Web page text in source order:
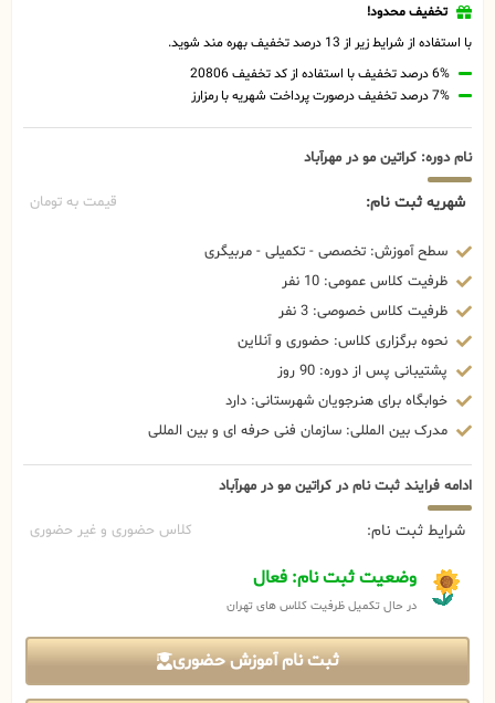
تخفیف محدود!
با استفاده از شرایط زیر از 13 درصد تخفیف بهره مند شوید.
6% درصد تخفیف با استفاده از کد تخفیف 20806
7% درصد تخفیف درصورت پرداخت شهریه با رمزارز
نام دوره: کراتین مو در مهرآباد
شهریه ثبت نام: قیمت به تومان
سطح آموزش: تخصصی - تکمیلی - مربیگری
ظرفیت کلاس عمومی: 10 نفر
ظرفیت کلاس خصوصی: 3 نفر
نحوه برگزاری کلاس: حضوری و آنلاین
پشتیبانی پس از دوره: 90 روز
خوابگاه برای هنرجویان شهرستانی: دارد
مدرک بین المللی: سازمان فنی حرفه ای و بین المللی
ادامه فرایند ثبت نام در کراتین مو در مهرآباد
شرایط ثبت نام: کلاس حضوری و غیر حضوری
وضعیت ثبت نام: فعال
در حال تکمیل ظرفیت کلاس های تهران
ثبت نام آموزش حضوری